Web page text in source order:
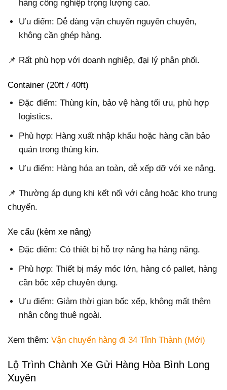
hàng công nghiệp trọng lượng cao.
Ưu điểm: Dễ dàng vận chuyển nguyên chuyến,
không cần ghép hàng.
📌 Rất phù hợp với doanh nghiệp, đại lý phân phối.
Container (20ft / 40ft)
Đặc điểm: Thùng kín, bảo vệ hàng tối ưu, phù hợp
logistics.
Phù hợp: Hàng xuất nhập khẩu hoặc hàng cần bảo
quản trong thùng kín.
Ưu điểm: Hàng hóa an toàn, dễ xếp dỡ với xe nâng.
📌 Thường áp dụng khi kết nối với cảng hoặc kho trung
chuyển.
Xe cẩu (kèm xe nâng)
Đặc điểm: Có thiết bị hỗ trợ nâng hạ hàng nặng.
Phù hợp: Thiết bị máy móc lớn, hàng có pallet, hàng
cần bốc xếp chuyên dụng.
Ưu điểm: Giảm thời gian bốc xếp, không mất thêm
nhân công thuê ngoài.
Xem thêm: Vận chuyển hàng đi 34 Tỉnh Thành (Mới)
Lộ Trình Chành Xe Gửi Hàng Hòa Bình Long
Xuyên